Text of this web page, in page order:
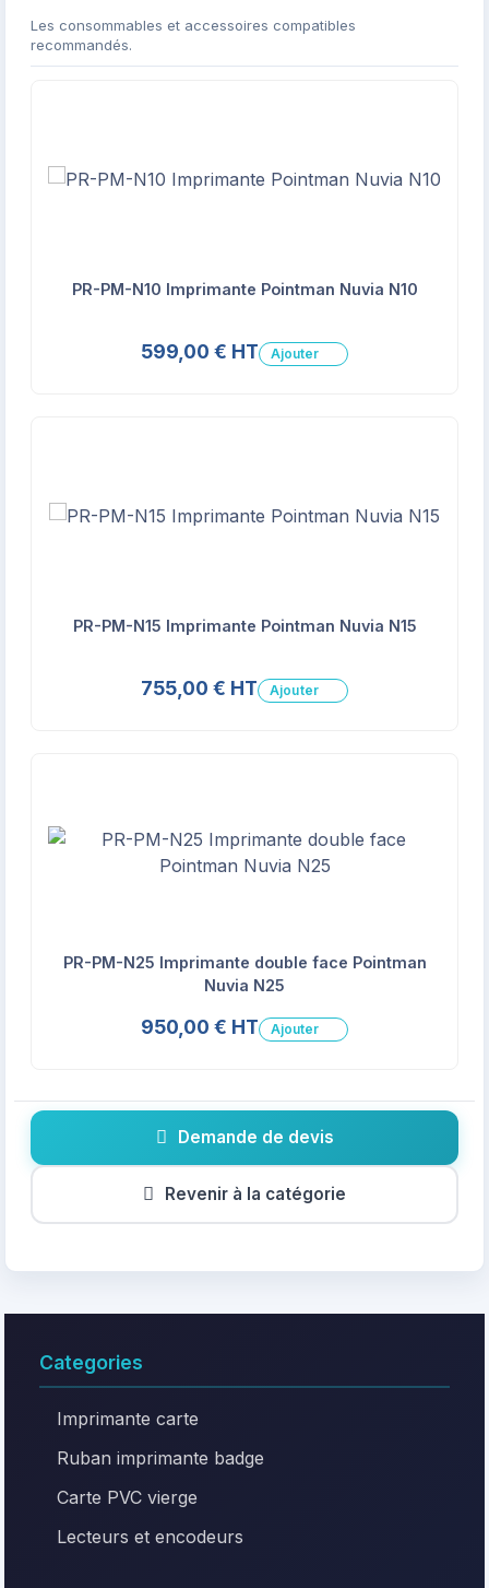
Les consommables et accessoires compatibles
recommandés.
PR-PM-N10 Imprimante Pointman Nuvia N10
599,00 € HT Ajouter
PR-PM-N15 Imprimante Pointman Nuvia N15
755,00 € HT Ajouter
PR-PM-N25 Imprimante double face Pointman
Nuvia N25
950,00 € HT Ajouter
Demande de devis
Revenir à la catégorie
Categories
Imprimante carte
Ruban imprimante badge
Carte PVC vierge
Lecteurs et encodeurs